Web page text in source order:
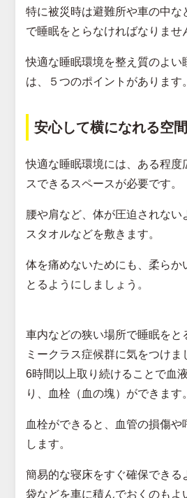
特に被災時は避難所や車の中な
で睡眠をとらなければなりませ
快適な睡眠環境を整え質のよい
は、５つのポイントがあります。
安心して横になれる空
快適な睡眠環境には、ある程度
スできるスペースが必要です。
腰や肩など、体が圧迫されない
スタオルなどを敷きます。
体を痛めないためにも、柔らか
とるようにしましょう。
車内などの狭い場所で睡眠をと
ミークラス症候群に気をつけま
6時間以上取り続けることで血
り、血栓（血の塊）ができます。
血栓ができると、血管の損傷や
します。
簡易的な寝床をすぐ確保できる
袋などを車に積んでおくのもよ